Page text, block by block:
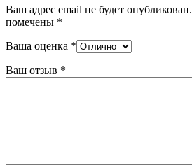
Ваш адрес email не будет опубликован.
помечены *
Ваша оценка *
Ваш отзыв *